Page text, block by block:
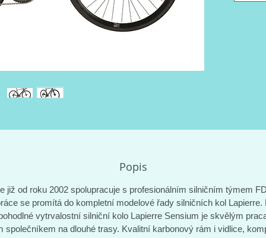
Popis
již od roku 2002 spolupracuje s profesionálním silničním týmem
se promítá do kompletní modelové řady silničních kol Lapierre.
vytrvalostní silniční kolo Lapierre Sensium je skvělým
společníkem na dlouhé trasy. Kvalitní karbonový rám i vidlice,